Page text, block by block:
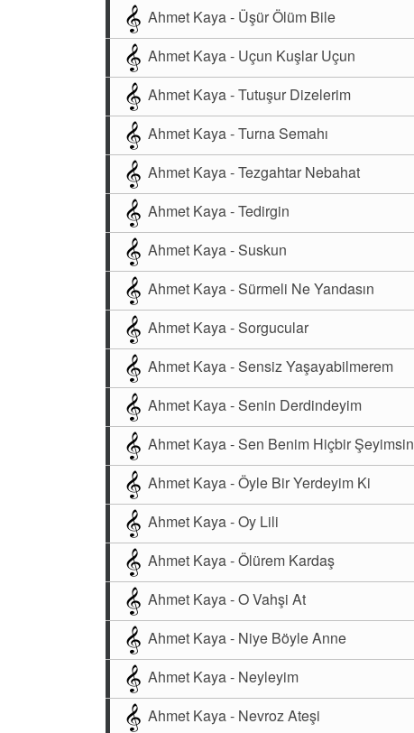
Ahmet Kaya - Üşür Ölüm Bile
Ahmet Kaya - Uçun Kuşlar Uçun
Ahmet Kaya - Tutuşur Dizelerim
Ahmet Kaya - Turna Semahı
Ahmet Kaya - Tezgahtar Nebahat
Ahmet Kaya - Tedirgin
Ahmet Kaya - Suskun
Ahmet Kaya - Sürmeli Ne Yandasın
Ahmet Kaya - Sorgucular
Ahmet Kaya - Sensiz Yaşayabilmerem
Ahmet Kaya - Senin Derdindeyim
Ahmet Kaya - Sen Benim Hiçbir Şeyimsin
Ahmet Kaya - Öyle Bir Yerdeyim Ki
Ahmet Kaya - Oy Lili
Ahmet Kaya - Ölürem Kardaş
Ahmet Kaya - O Vahşi At
Ahmet Kaya - Niye Böyle Anne
Ahmet Kaya - Neyleyim
Ahmet Kaya - Nevroz Ateşi